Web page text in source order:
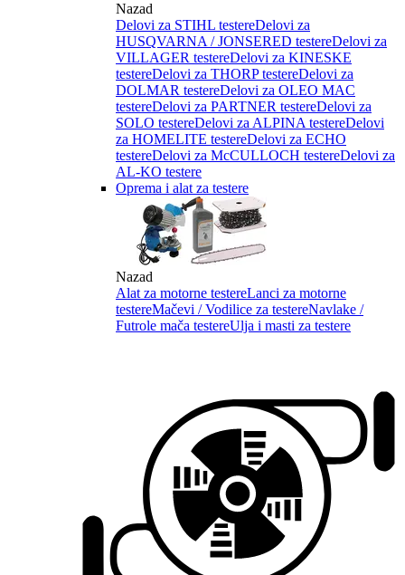
Nazad
Delovi za STIHL testereDelovi za
HUSQVARNA / JONSERED testereDelovi za
VILLAGER testereDelovi za KINESKE
testereDelovi za THORP testereDelovi za
DOLMAR testereDelovi za OLEO MAC
testereDelovi za PARTNER testereDelovi za
SOLO testereDelovi za ALPINA testereDelovi
za HOMELITE testereDelovi za ECHO
testereDelovi za McCULLOCH testereDelovi za
AL-KO testere
Oprema i alat za testere
Nazad
Alat za motorne testereLanci za motorne
testereMačevi / Vodilice za testereNavlake /
Futrole mača testereUlja i masti za testere